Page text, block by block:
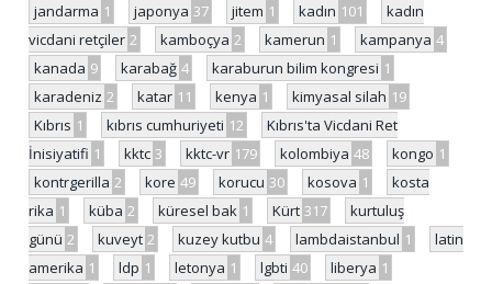
jandarma 1 japonya 37 jitem 1 kadın 101
kadın
vicdani retçiler 2 kamboçya 2 kamerun 1 kampanya 4
kanada 9 karabağ 4 karaburun bilim kongresi 1
karadeniz 2 katar 11 kenya 1 kimyasal silah 19
Kıbrıs 1 kıbrıs cumhuriyeti 12
Kıbrıs'ta Vicdani Ret
İnisiyatifi 1 kktc 3 kktc-vr 179 kolombiya 48 kongo 1
kontrgerilla 2 kore 49 korucu 30 kosova 1
kosta
rika 1 küba 2 küresel bak 1 Kürt 317
kurtuluş
günü 2 kuveyt 2 kuzey kutbu 4 lambdaistanbul 1
latin
amerika 1 ldp 1 letonya 1 lgbti 40 liberya 1